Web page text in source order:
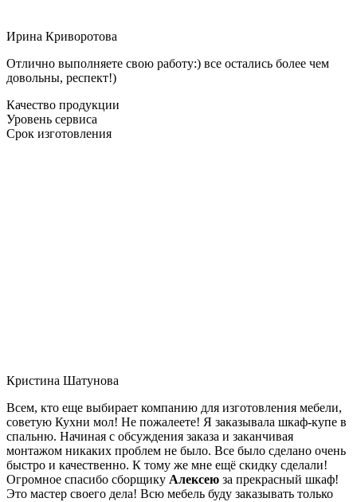
Ирина Криворотова
Отлично выполняете свою работу:) все остались более чем
довольны, респект!)
Качество продукции
Уровень сервиса
Срок изготовления
Кристина Шатунова
Всем, кто еще выбирает компанию для изготовления мебели,
советую Кухни мол! Не пожалеете! Я заказывала шкаф-купе в
спальню. Начиная с обсуждения заказа и заканчивая
монтажом никаких проблем не было. Все было сделано очень
быстро и качественно. К тому же мне ещё скидку сделали!
Огромное спасибо сборщику Алексею за прекрасный шкаф!
Это мастер своего дела! Всю мебель буду заказывать только